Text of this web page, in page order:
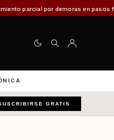
en pasos fronterizos y
GRATIS